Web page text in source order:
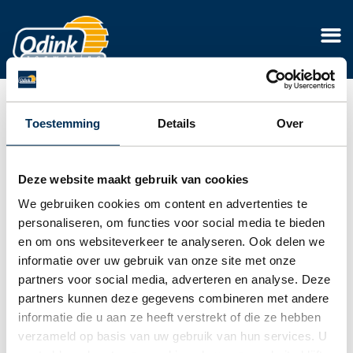
Toestemming Details Over
Deze website maakt gebruik van cookies
We gebruiken cookies om content en advertenties te
personaliseren, om functies voor social media te bieden
en om ons websiteverkeer te analyseren. Ook delen we
informatie over uw gebruik van onze site met onze
partners voor social media, adverteren en analyse. Deze
partners kunnen deze gegevens combineren met andere
informatie die u aan ze heeft verstrekt of die ze hebben
verzameld op basis van uw gebruik van hun services. U